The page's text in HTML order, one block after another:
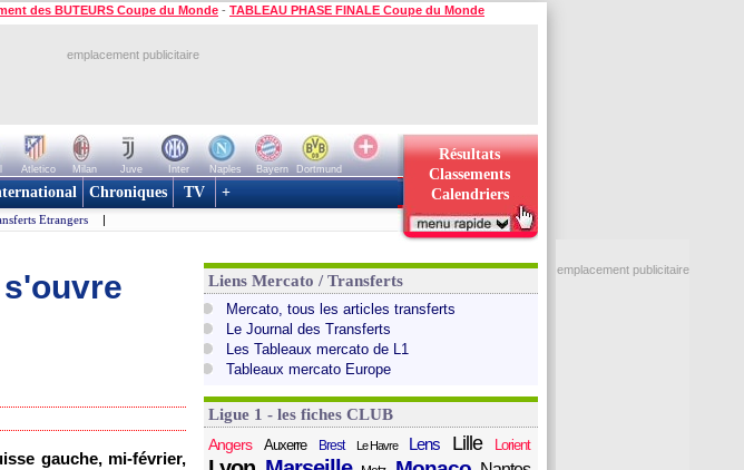
des BUTEURS Coupe du Monde - TABLEAU PHASE FINALE Coupe du Monde
emplacement publicitaire
Atletico Milan Juve Inter Naples Bayern
Dortmund
Résultats
Classements
Calendriers
Chroniques TV +
Etrangers |
gauche, mi-février,
Liens Mercato / Transferts
Mercato, tous les articles transferts
Le Journal des Transferts
Les Tableaux mercato de L1
Tableaux mercato Europe
Ligue 1 - les fiches CLUB
Angers
Auxerre Brest Le Havre Lens Lille Lorient
emplacement publicitaire